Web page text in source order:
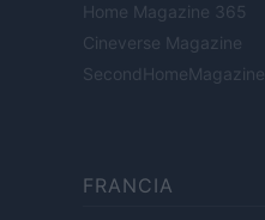
Home Magazine 365
Cineverse Magazine
SecondHomeMagazine
FRANCIA